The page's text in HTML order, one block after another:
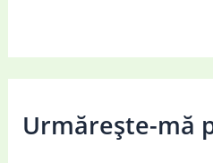
Urmărește-mă